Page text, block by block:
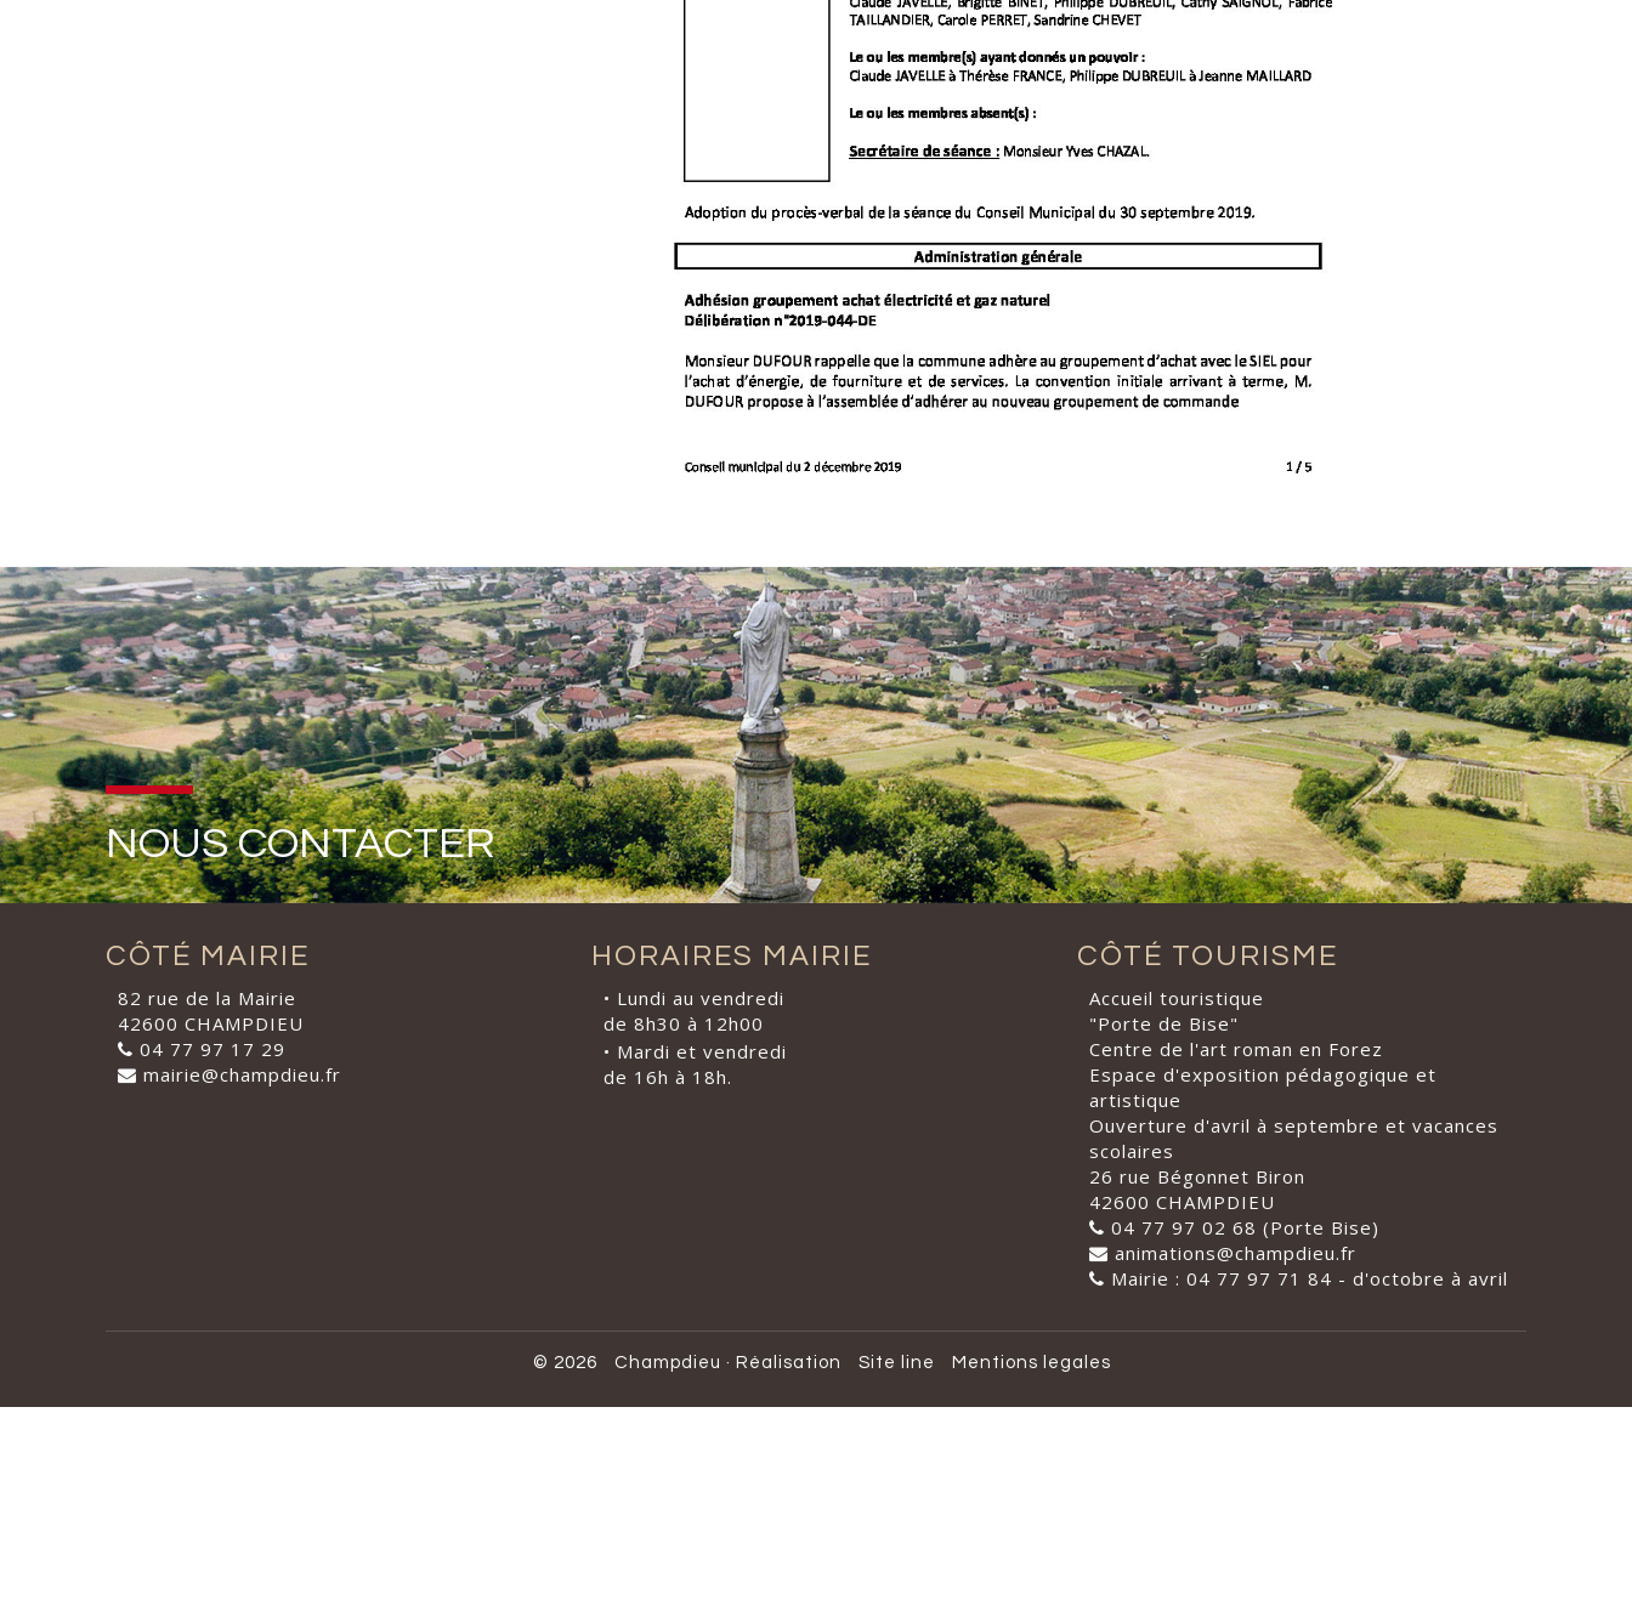
NOUS CONTACTER
CÔTÉ MAIRIE
82 rue de la Mairie
42600 CHAMPDIEU
04 77 97 17 29
mairie@champdieu.fr
HORAIRES MAIRIE
• Lundi au vendredi
de 8h30 à 12h00
• Mardi et vendredi
de 16h à 18h.
CÔTÉ TOURISME
Accueil touristique
"Porte de Bise"
Centre de l'art roman en Forez
Espace d'exposition pédagogique et
artistique
Ouverture d'avril à septembre et vacances
scolaires
26 rue Bégonnet Biron
42600 CHAMPDIEU
04 77 97 02 68 (Porte Bise)
animations@champdieu.fr
Mairie : 04 77 97 71 84 - d'octobre à avril
© 2026 Champdieu · Réalisation Site line Mentions legales